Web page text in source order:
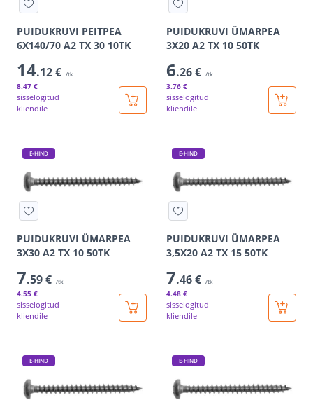
PUIDUKRUVI PEITPEA
6X140/70 A2 TX 30 10TK
14.12 € /tk
8.47 €
sisselogitud
kliendile
PUIDUKRUVI ÜMARPEA
3X20 A2 TX 10 50TK
6.26 € /tk
3.76 €
sisselogitud
kliendile
E-HIND
PUIDUKRUVI ÜMARPEA
3X30 A2 TX 10 50TK
7.59 € /tk
4.55 €
sisselogitud
kliendile
E-HIND
PUIDUKRUVI ÜMARPEA
3,5X20 A2 TX 15 50TK
7.46 € /tk
4.48 €
sisselogitud
kliendile
E-HIND E-HIND